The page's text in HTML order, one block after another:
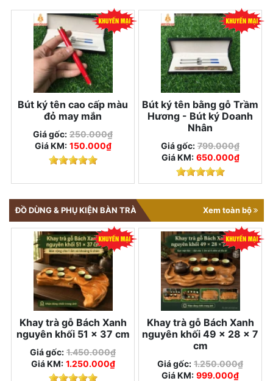
Bút ký tên cao cấp màu
đỏ may mắn
Giá gốc: 250.000₫
Giá KM: 150.000₫
Bút ký tên bằng gỗ Trầm
Hương - Bút ký Doanh
Nhân
Giá gốc: 799.000₫
Giá KM: 650.000₫
ĐỒ DÙNG & PHỤ KIỆN BÀN TRÀ Xem toàn bộ
Khay trà gỗ Bách Xanh
nguyên khối 51 × 37 cm
Giá gốc: 1.450.000₫
Giá KM: 1.250.000₫
Khay trà gỗ Bách Xanh
nguyên khối 49 × 28 × 7
cm
Giá gốc: 1.250.000₫
Giá KM: 999.000₫